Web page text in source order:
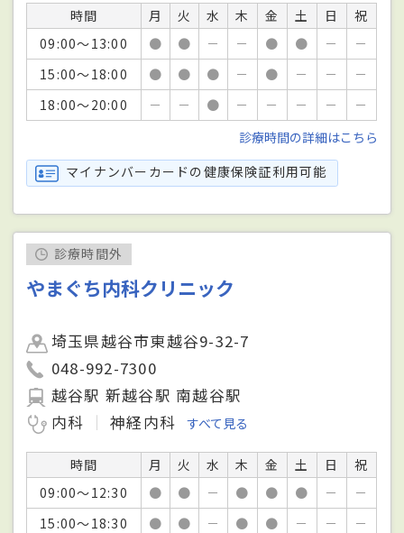
時間 月 火 水 木 金 土 日
祝
09:00～13:00
● ● － － ● ● －
－
15:00～18:00
● ● ● － ● － －
－
18:00～20:00
－ － ● － － － －
－
診療時間の詳細はこちら
マイナンバーカードの健康保険証利用可能
診療時間外
やまぐち内科クリニック
埼玉県越谷市東越谷9-32-7
048-992-7300
越谷駅 新越谷駅 南越谷駅
内科
神経内科 すべて見る
時間 月 火 水 木 金 土 日
祝
09:00～12:30
● ● － ● ● ● －
－
15:00～18:30
● ● － ● ● － － －